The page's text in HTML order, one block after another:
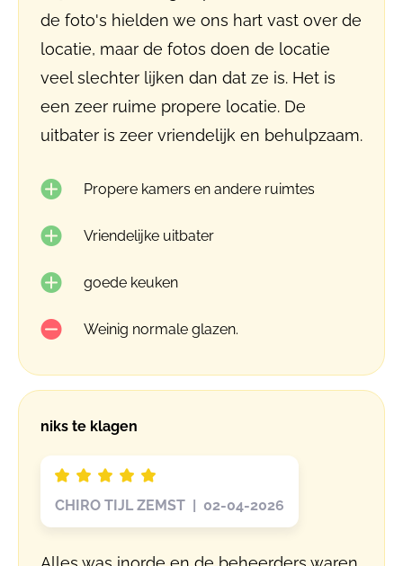
de foto's hielden we ons hart vast over de
locatie, maar de fotos doen de locatie
veel slechter lijken dan dat ze is. Het is
een zeer ruime propere locatie. De
uitbater is zeer vriendelijk en behulpzaam.
Propere kamers en andere ruimtes
Vriendelijke uitbater
goede keuken
Weinig normale glazen.
niks te klagen
CHIRO TIJL ZEMST | 02-04-2026